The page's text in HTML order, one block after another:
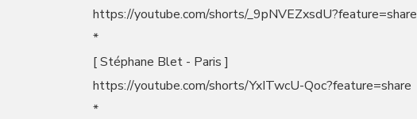
https://youtube.com/shorts/_9pNVEZxsdU?feature=share
*
[ Stéphane Blet - Paris ]
https://youtube.com/shorts/YxITwcU-Qoc?feature=share
*